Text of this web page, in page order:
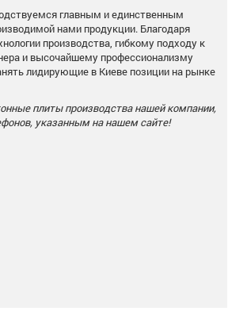
главным и единственным
нами продукции. Благодаря
производства, гибкому подходу к
и высочайшему профессионализму
лидирующие в Киеве позиции на рынке
плиты производства нашей компании,
указанным на нашем сайте!